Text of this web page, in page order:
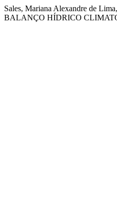
Sales, Mariana Alexandre de
BALANÇO HÍDRICO